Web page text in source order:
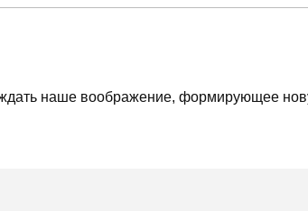
наше воображение, формирующее